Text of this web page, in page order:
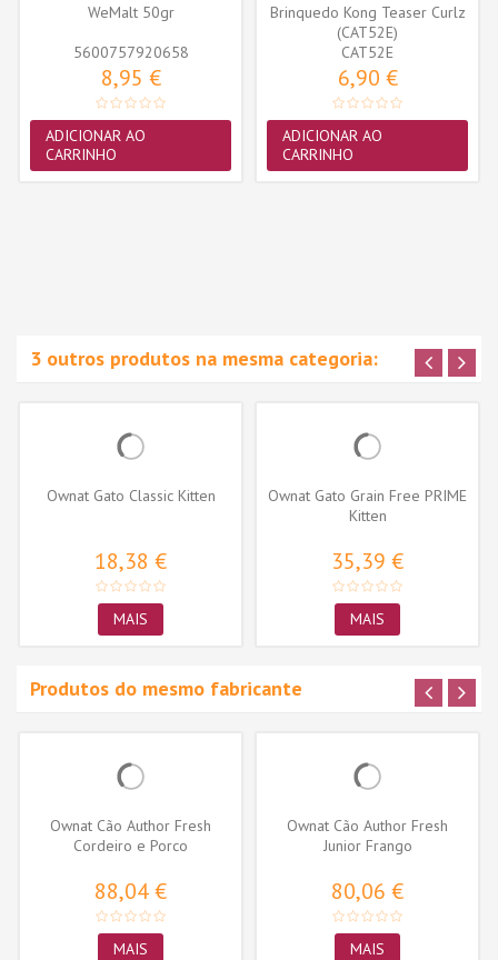
WeMalt 50gr
5600757920658
8,95 €
ADICIONAR AO
CARRINHO
Brinquedo Kong Teaser Curlz
(CAT52E)
CAT52E
6,90 €
ADICIONAR AO
CARRINHO
3 outros produtos na mesma categoria:
Ownat Gato Classic Kitten
18,38 €
MAIS
Ownat Gato Grain Free PRIME
Kitten
35,39 €
MAIS
Produtos do mesmo fabricante
Ownat Cão Author Fresh
Cordeiro e Porco
88,04 €
MAIS
Ownat Cão Author Fresh
Junior Frango
80,06 €
MAIS